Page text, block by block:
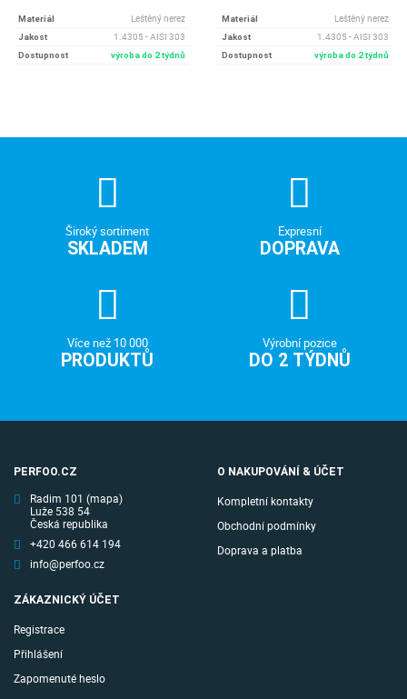
Materiál Leštěný nerez
Jakost 1.4305 - AISI 303
Dostupnost výroba do 2 týdnů
Materiál Leštěný nerez
Jakost 1.4305 - AISI 303
Dostupnost výroba do 2 týdnů
Široký sortiment
SKLADEM
Expresní
DOPRAVA
Více než 10 000
PRODUKTŮ
Výrobní pozice
DO 2 TÝDNŮ
PERFOO.CZ
Radim 101 (mapa)
Luže 538 54
Česká republika
+420 466 614 194
info@perfoo.cz
O NAKUPOVÁNÍ & ÚČET
Kompletní kontakty
Obchodní podmínky
Doprava a platba
ZÁKAZNICKÝ ÚČET
Registrace
Přihlášení
Zapomenuté heslo